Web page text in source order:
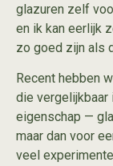
glazuren zelf
en ik kan eerlijk
zo goed zijn als
Recent hebben
die vergelijkbaar
eigenschap —
maar dan voor
veel